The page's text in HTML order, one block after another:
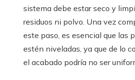
sistema debe estar seco y
residuos ni polvo. Una vez
este paso, es esencial que las
estén niveladas, ya que de lo
el acabado podría no ser